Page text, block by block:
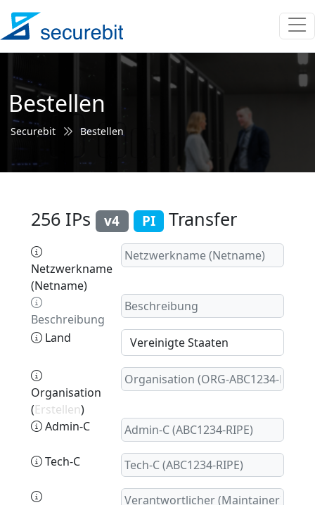
Bestellen
Securebit Bestellen
256 IPs v4 PI Transfer
Netzwerkname
(Netname)
Beschreibung
Land
Organisation
(Erstellen)
Admin-C
Tech-C